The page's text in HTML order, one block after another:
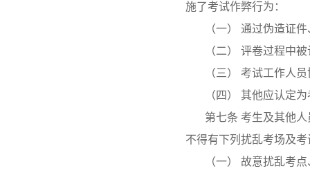
施了考试作弊行为：
（一） 通过伪造证
（二） 评卷过程中
（三） 考试工作人
（四） 其他应认定
第七条 考生及其他
不得有下列扰乱考场及
（一） 故意扰乱考